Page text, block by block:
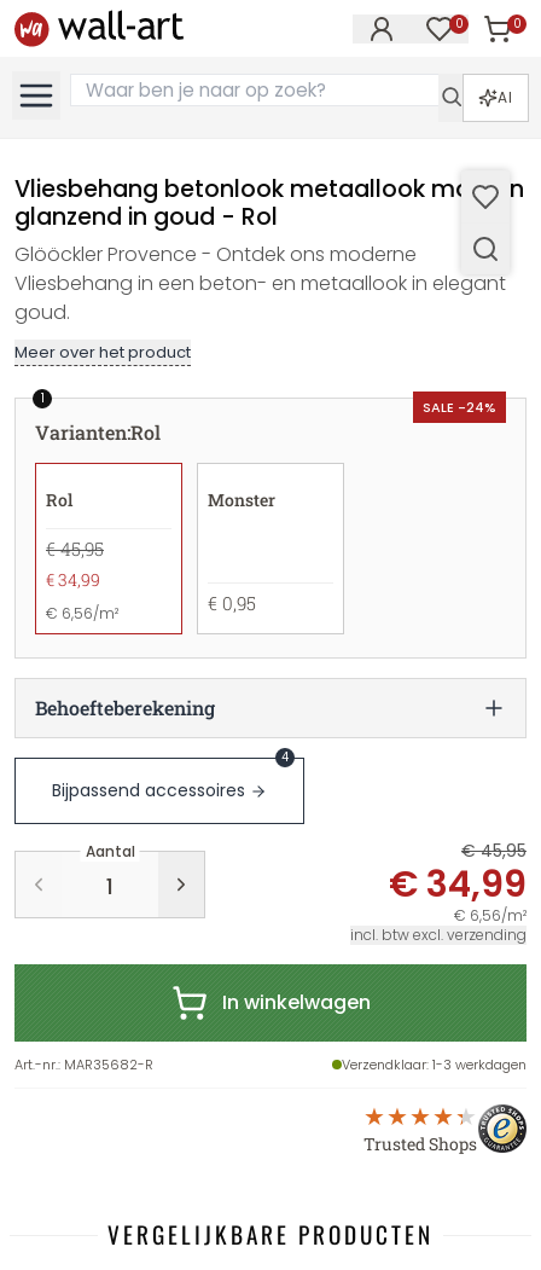
0 0
AI
Vliesbehang betonlook metaallook modern
glanzend in goud - Rol
Glööckler Provence - Ontdek ons moderne
Vliesbehang in een beton- en metaallook in elegant
goud.
Meer over het product
SALE -24%
1
Varianten:Rol
Rol
€ 45,95
€ 34,99
€ 6,56/m²
Monster
€ 0,95
Behoefteberekening
Bijpassend accessoires
4
Aantal € 45,95
€ 34,99
€ 6,56/m²
incl. btw excl. verzending
In winkelwagen
Art.-nr.: MAR35682-R Verzendklaar: 1-3 werkdagen
Trusted Shops
VERGELIJKBARE PRODUCTEN